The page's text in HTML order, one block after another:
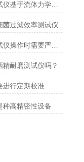
防护罩呼吸阻力测试仪基于流体力学与压力传感技术
菌过滤效率测试仪
皮革摩擦色牢度测试仪操作时需要严格遵循规程
耐磨测试仪吗？
进行定期校准
种高精密性设备